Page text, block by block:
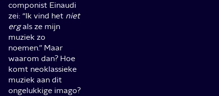
componist Einaudi
zei: “Ik vind het niet
ergals ze mijn
muziek zo
noemen.” Maar
waarom dan? Hoe
komt neoklassieke
muziek aan dit
ongelukkige imago?